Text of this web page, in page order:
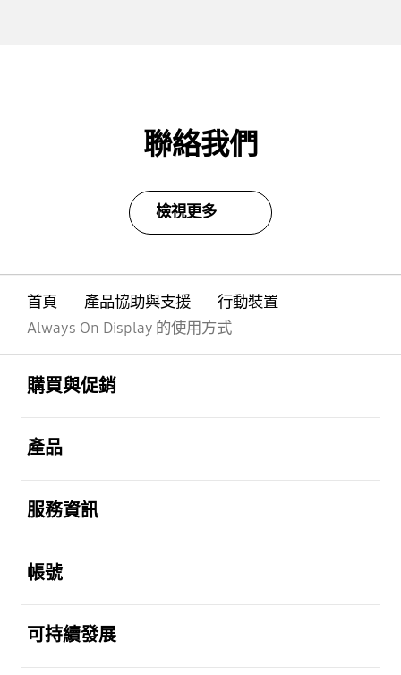
聯絡我們
檢視更多
首頁 產品協助與支援
行動裝置
Always On Display 的使用方式
購買與促銷
產品
服務資訊
帳號
可持續發展